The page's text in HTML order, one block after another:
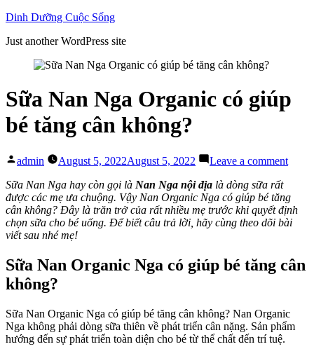
Skip
content
Dinh Dưỡng Cuộc Sống
Just another WordPress site
Sữa Nan Nga Organic có giúp
bé tăng cân không?
Posted
admin August 5, 2022August 5, 2022 Leave a commenton
Nga
có
tăng
cân
Sữa Nan Nga hay còn gọi là Nan Nga nội địa là dòng sữa rất
được các mẹ ưa chuộng. Vậy Nan Organic Nga có giúp bé tăng
cân không? Đây là trăn trở của rất nhiều mẹ trước khi quyết định
chọn sữa cho bé uống. Để biết câu trả lời, hãy cùng theo dõi bài
viết sau nhé mẹ!
Sữa Nan Organic Nga có giúp bé tăng cân
không?
Sữa Nan Organic Nga có giúp bé tăng cân không? Nan Organic
Nga không phải dòng sữa thiên về phát triển cân nặng. Sản phẩm
hướng đến sự phát triển toàn diện cho bé từ thể chất đến trí tuệ.